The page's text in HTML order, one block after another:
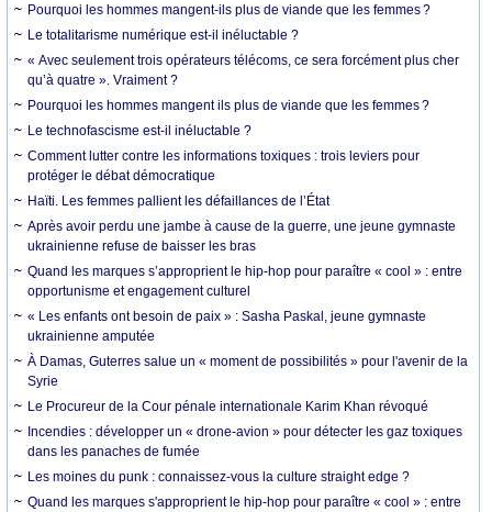
Pourquoi les hommes mangent-ils plus de viande que les femmes ?
Le totalitarisme numérique est-il inéluctable ?
« Avec seulement trois opérateurs télécoms, ce sera forcément plus cher
qu’à quatre ». Vraiment ?
Pourquoi les hommes mangent ils plus de viande que les femmes ?
Le technofascisme est-il inéluctable ?
Comment lutter contre les informations toxiques : trois leviers pour
protéger le débat démocratique
Haïti. Les femmes pallient les défaillances de l’État
Après avoir perdu une jambe à cause de la guerre, une jeune gymnaste
ukrainienne refuse de baisser les bras
Quand les marques s’approprient le hip-hop pour paraître « cool » : entre
opportunisme et engagement culturel
« Les enfants ont besoin de paix » : Sasha Paskal, jeune gymnaste
ukrainienne amputée
À Damas, Guterres salue un « moment de possibilités » pour l'avenir de la
Syrie
Le Procureur de la Cour pénale internationale Karim Khan révoqué
Incendies : développer un « drone-avion » pour détecter les gaz toxiques
dans les panaches de fumée
Les moines du punk : connaissez-vous la culture straight edge ?
Quand les marques s'approprient le hip-hop pour paraître « cool » : entre